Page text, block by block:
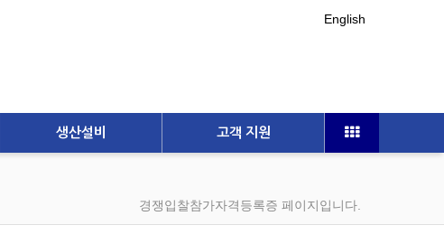
English
생산설비 고객 지원
경쟁입찰참가자격등록증 페이지입니다.